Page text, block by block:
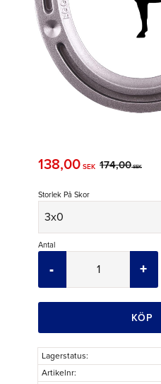
Nedsatt pris:
138,00 SEK Ordinarie pris:
174,00SEK
Storlek På Skor
Antal
+
-
KÖP
Lagerstatus
Artikelnr